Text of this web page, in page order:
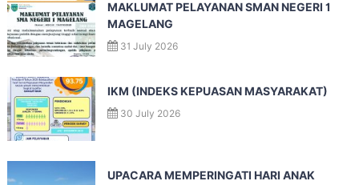
MAKLUMAT PELAYANAN SMAN NEGERI 1
MAGELANG
31 July 2026
IKM (INDEKS KEPUASAN MASYARAKAT)
30 July 2026
UPACARA MEMPERINGATI HARI ANAK